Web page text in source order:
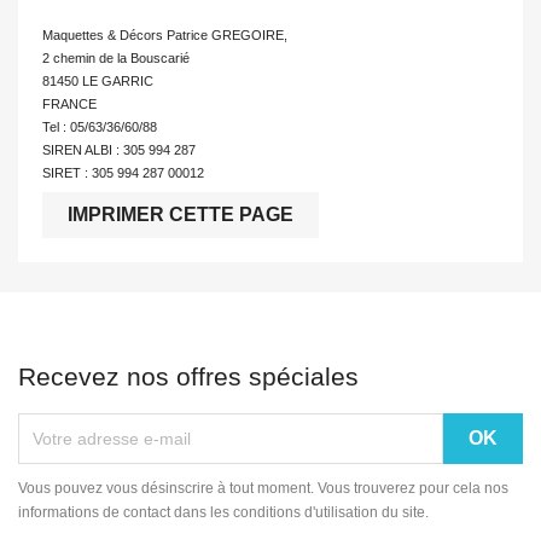
Maquettes & Décors Patrice GREGOIRE,
2 chemin de la Bouscarié
81450 LE GARRIC
FRANCE
Tel : 05/63/36/60/88
SIREN ALBI : 305 994 287
SIRET : 305 994 287 00012
Recevez nos offres spéciales
Vous pouvez vous désinscrire à tout moment. Vous trouverez pour cela nos
informations de contact dans les conditions d'utilisation du site.